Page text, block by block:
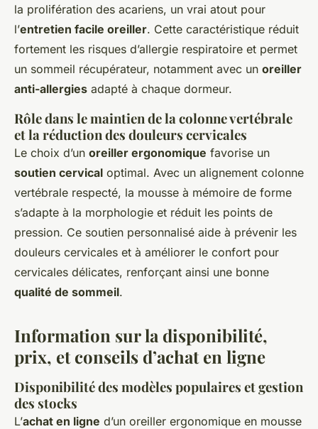
la prolifération des acariens, un vrai atout pour
l’entretien facile oreiller. Cette caractéristique réduit
fortement les risques d’allergie respiratoire et permet
un sommeil récupérateur, notamment avec un oreiller
anti-allergies adapté à chaque dormeur.
Rôle dans le maintien de la colonne vertébrale
et la réduction des douleurs cervicales
Le choix d’un oreiller ergonomique favorise un
soutien cervical optimal. Avec un alignement colonne
vertébrale respecté, la mousse à mémoire de forme
s’adapte à la morphologie et réduit les points de
pression. Ce soutien personnalisé aide à prévenir les
douleurs cervicales et à améliorer le confort pour
cervicales délicates, renforçant ainsi une bonne
qualité de sommeil.
Information sur la disponibilité,
prix, et conseils d’achat en ligne
Disponibilité des modèles populaires et gestion
des stocks
L’achat en ligne d’un oreiller ergonomique en mousse